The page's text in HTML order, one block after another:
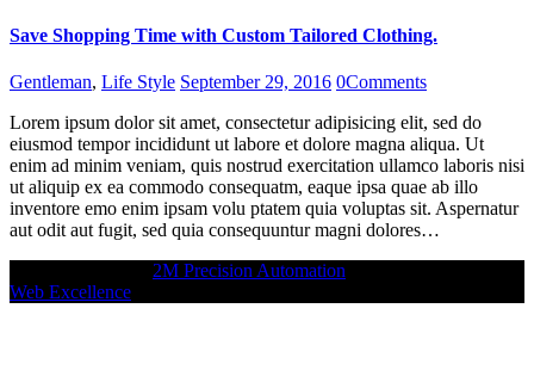
Save Shopping Time with Custom Tailored Clothing.
Gentleman, Life Style September 29, 2016 0Comments
Lorem ipsum dolor sit amet, consectetur adipisicing elit, sed do
eiusmod tempor incididunt ut labore et dolore magna aliqua. Ut
enim ad minim veniam, quis nostrud exercitation ullamco laboris nisi
ut aliquip ex ea commodo consequatm, eaque ipsa quae ab illo
inventore emo enim ipsam volu ptatem quia voluptas sit. Aspernatur
aut odit aut fugit, sed quia consequuntur magni dolores…
2M Precision Automation
Web Excellence